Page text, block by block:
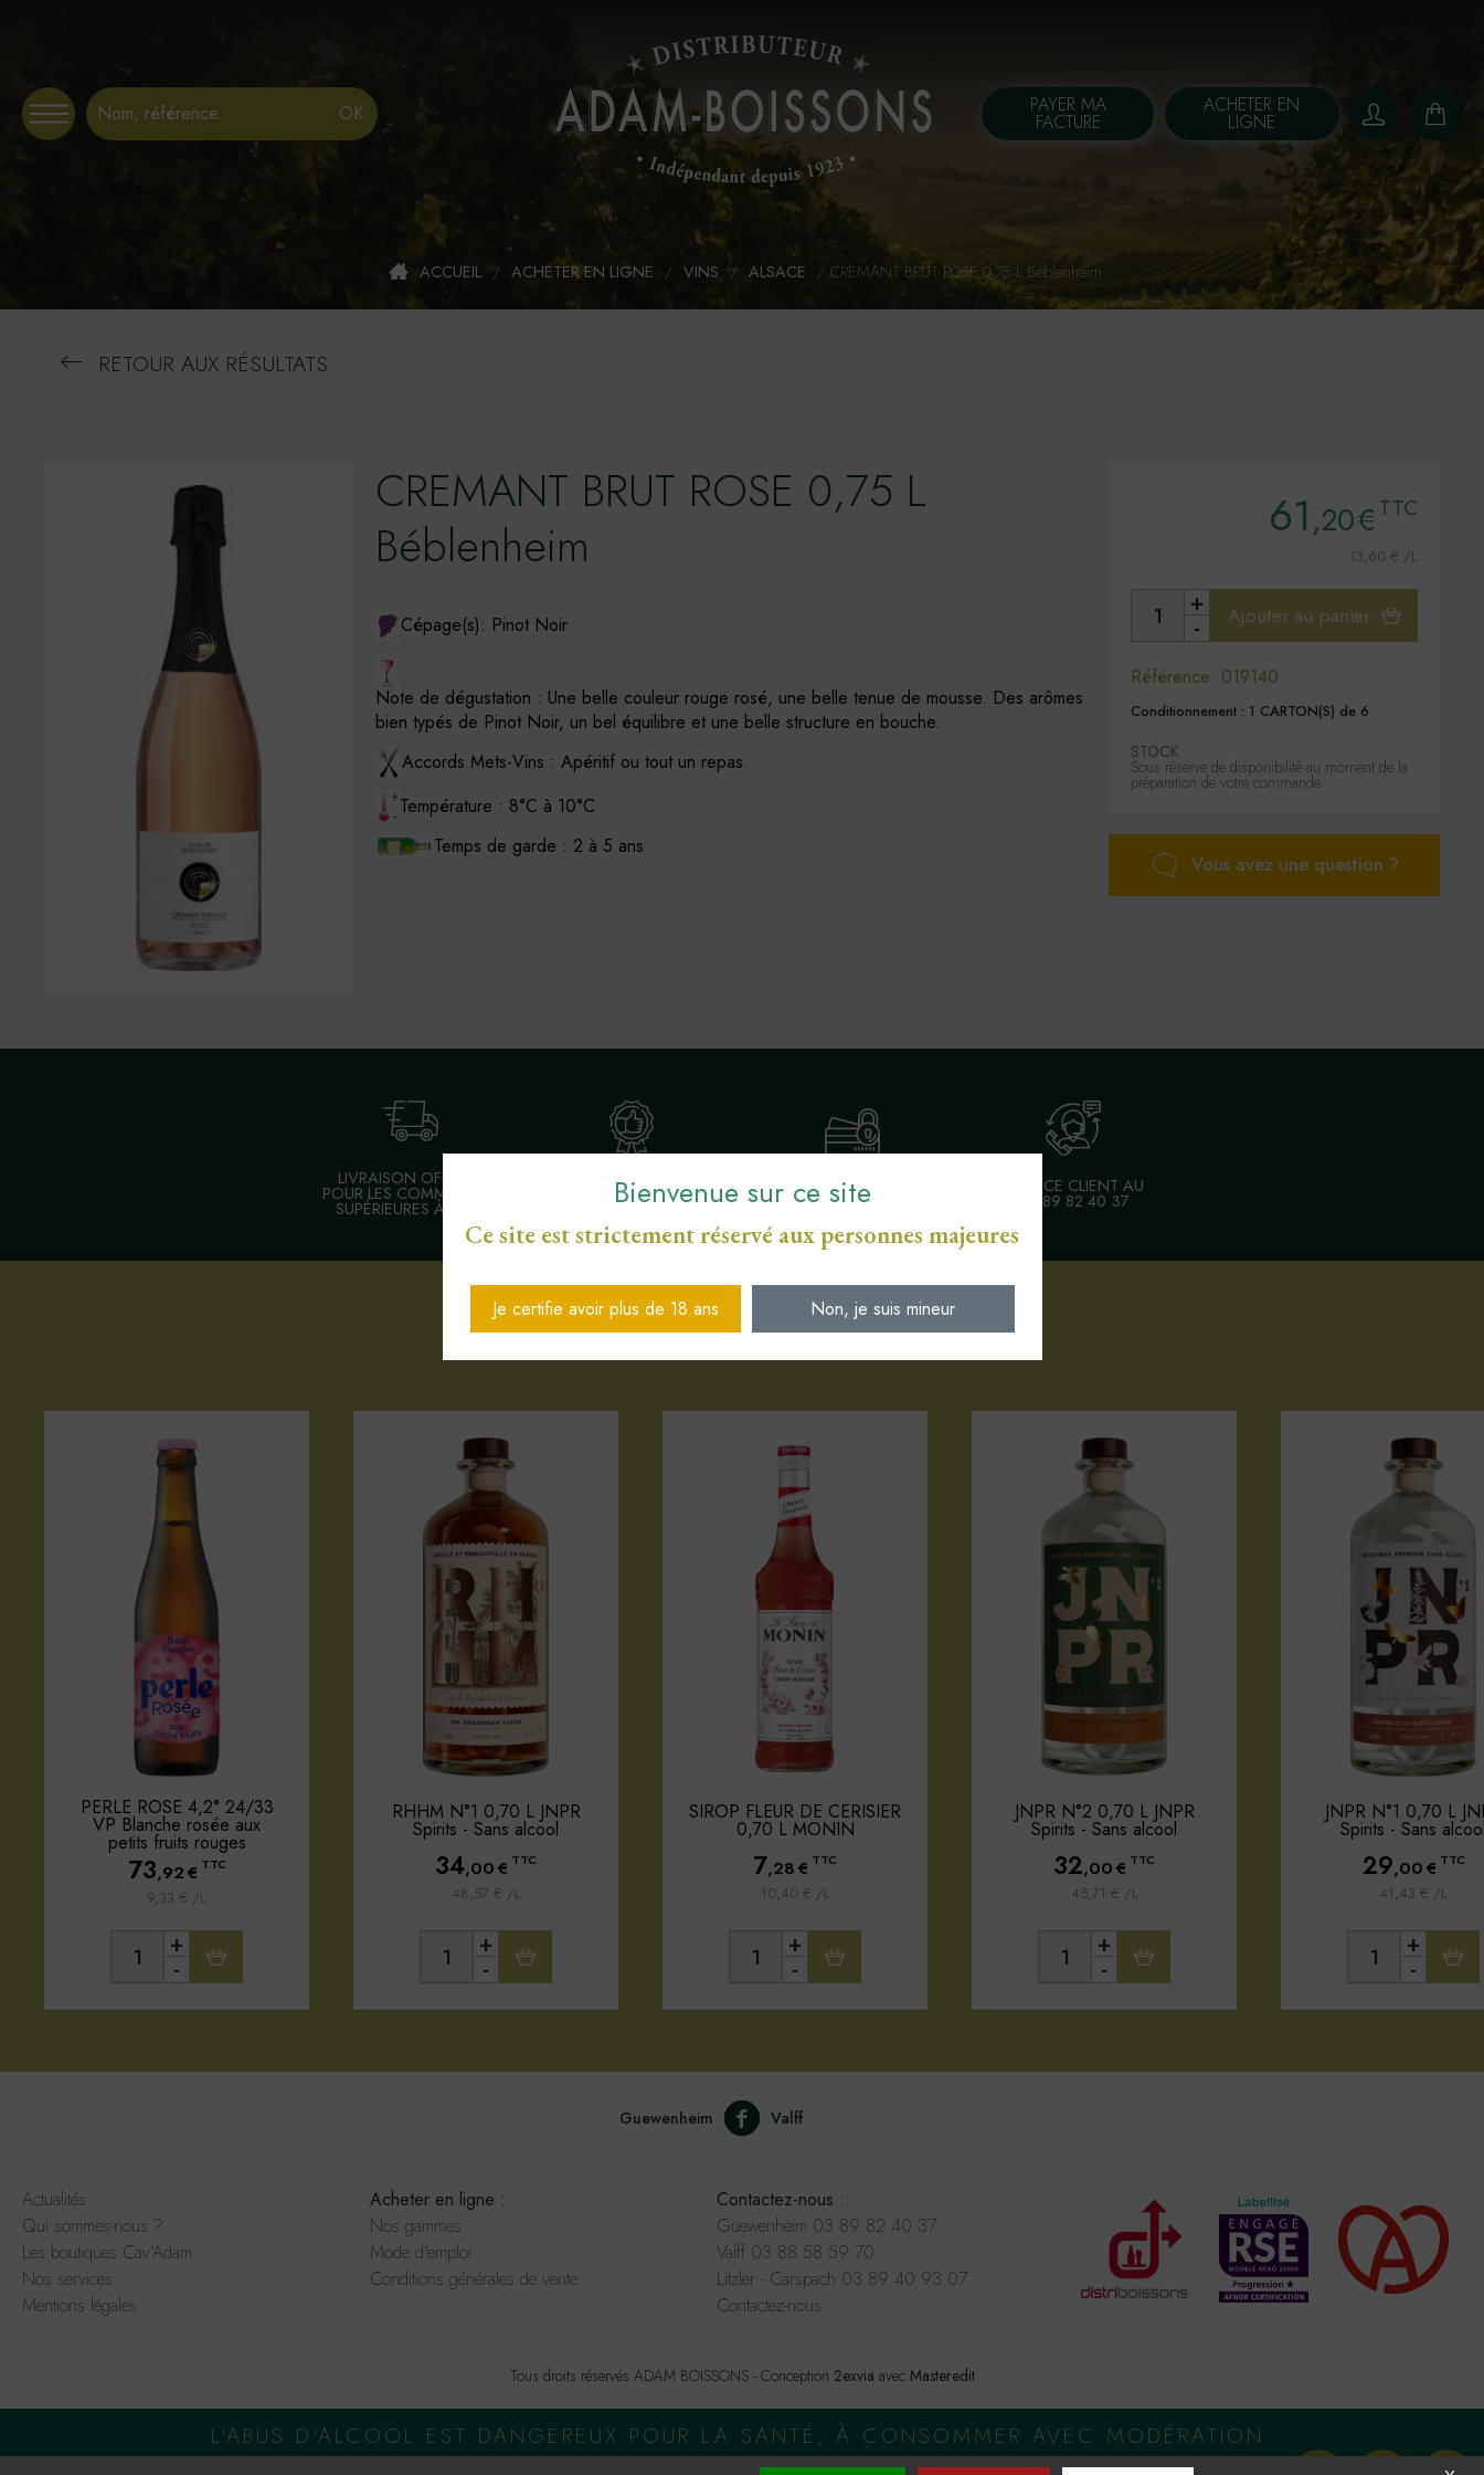
PAYER MA
FACTURE
ACHETER EN
LIGNE
ACCUEIL / ACHETER EN LIGNE / VINS / ALSACE / CREMANT BRUT ROSE 0,75 L Béblenheim
RETOUR AUX RÉSULTATS
CREMANT BRUT ROSE 0,75 L
Béblenheim
Cépage(s): Pinot Noir
Note de dégustation : Une belle couleur rouge rosé, une belle tenue de mousse. Des arômes
bien typés de Pinot Noir, un bel équilibre et une belle structure en bouche.
Accords Mets-Vins : Apéritif ou tout un repas.
Température : 8°C à 10°C
Temps de garde : 2 à 5 ans
61,20€ TTC
13,60 € /L
-
+ Ajouter au panier
Référence :019140
Conditionnement : 1 CARTON(S) de 6
STOCK
Sous réserve de disponibilité au moment de la
préparation de votre commande.
Vous avez une question ?
LIVRAISON OFFERTE
POUR LES COMMANDES
SUPÉRIEURES À 30 €
ENGAGEMENT SERVICE
DE PROXIMITÉ PAIEMENT SÉCURISÉ CB SERVICE CLIENT AU
03 89 82 40 37
Votre sélection d'articles
PERLE ROSE 4,2° 24/33
VP Blanche rosée aux
petits fruits rouges
73,92€ TTC
9,33 € /L
-
+
RHHM N°1 0,70 L JNPR
Spirits - Sans alcool
34,00€ TTC
48,57 € /L
-
+
SIROP FLEUR DE CERISIER
0,70 L MONIN
7,28€ TTC
10,40 € /L
-
+
JNPR N°2 0,70 L JNPR
Spirits - Sans alcool
32,00€ TTC
45,71 € /L
-
+
JNPR N°1 0,70 L
Spirits - Sans
29,00€ TTC
41,43 € /L
-
+
Guewenheim Valff
Actualités
Qui sommes-nous ?
Les boutiques Cav'Adam
Nos services
Mentions légales
Acheter en ligne :
Nos gammes
Mode d'emploi
Conditions générales de vente
Contactez-nous :
Guewenheim 03 89 82 40 37
Valff 03 88 58 59 70
Litzler - Carspach 03 89 40 93 07
Contactez-nous
Tous droits réservés ADAM BOISSONS - Conception 2exvia avec Masteredit
L'ABUS D'ALCOOL EST DANGEREUX POUR LA SANTÉ, À CONSOMMER AVEC MODÉRATION.
Bienvenue sur ce site
Ce site est strictement réservé aux personnes majeures
Je certifie avoir plus de 18 ans Non, je suis mineur